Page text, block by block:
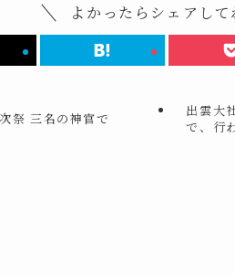
よかったらシェアして
祭 三名の神官で
出雲大
で、行